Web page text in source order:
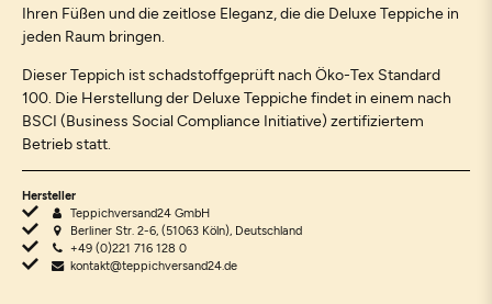
Ihren Füßen und die zeitlose Eleganz, die die Deluxe Teppiche in
jeden Raum bringen.
Dieser Teppich ist schadstoffgeprüft nach Öko-Tex Standard
100. Die Herstellung der Deluxe Teppiche findet in einem nach
BSCI (Business Social Compliance Initiative) zertifiziertem
Betrieb statt.
Hersteller
Teppichversand24 GmbH
Berliner Str. 2-6, (51063 Köln), Deutschland
+49 (0)221 716 128 0
kontakt@teppichversand24.de